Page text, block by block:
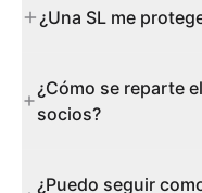
¿Una SL me
¿Cómo se reparte
socios?
¿Puedo seguir